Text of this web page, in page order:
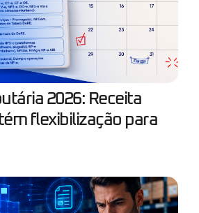
2026: Receita
flexibilização para